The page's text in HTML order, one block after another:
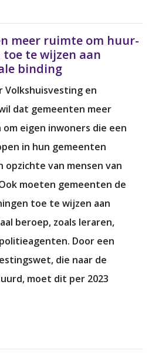
meer ruimte om huur-
te wijzen aan
binding
Volkshuisvesting en
dat gemeenten meer
eigen inwoners die een
in hun gemeenten
van mensen van
moeten gemeenten de
toe te wijzen aan
beroep, zoals leraren,
Door een
die naar de
moet dit per 2023